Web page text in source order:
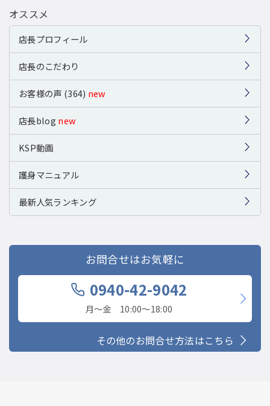
オススメ
店長プロフィール
店長のこだわり
お客様の声 (364) new
店長blog new
KSP動画
護身マニュアル
最新人気ランキング
お問合せはお気軽に
0940-42-9042
月〜金 10:00〜18:00
その他のお問合せ方法はこちら